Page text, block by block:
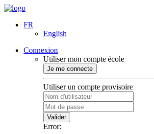
FR
English
Connexion
Utiliser mon compte école
Je me connecte
Utiliser un compte provisoire
Valider
Error: